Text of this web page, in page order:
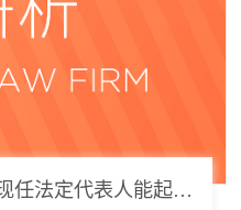
弘齐研析｜自己告自己？现任法定代表人能起诉公司索要劳动报酬吗？